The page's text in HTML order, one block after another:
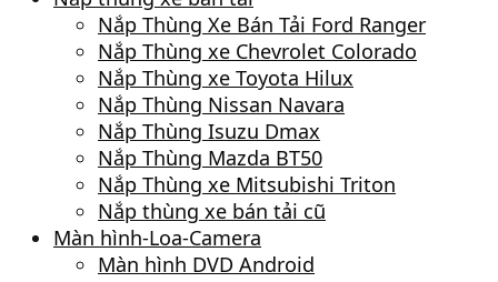
Nắp Thùng Xe Bán Tải Ford Ranger
Nắp Thùng xe Chevrolet Colorado
Nắp Thùng xe Toyota Hilux
Nắp Thùng Nissan Navara
Nắp Thùng Isuzu Dmax
Nắp Thùng Mazda BT50
Nắp Thùng xe Mitsubishi Triton
Nắp thùng xe bán tải cũ
Màn hình-Loa-Camera
Màn hình DVD Android